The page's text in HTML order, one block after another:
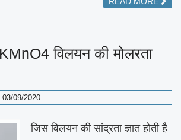
KMnO4 विलयन की मोलरता
03/09/2020
जिस विलयन की सांद्रता ज्ञात होती है